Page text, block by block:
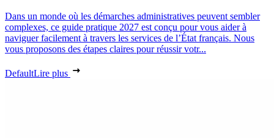
Dans un monde où les démarches administratives peuvent sembler
complexes, ce guide pratique 2027 est conçu pour vous aider à
naviguer facilement à travers les services de l’État français. Nous
vous proposons des étapes claires pour réussir votr...
DefaultLire plus